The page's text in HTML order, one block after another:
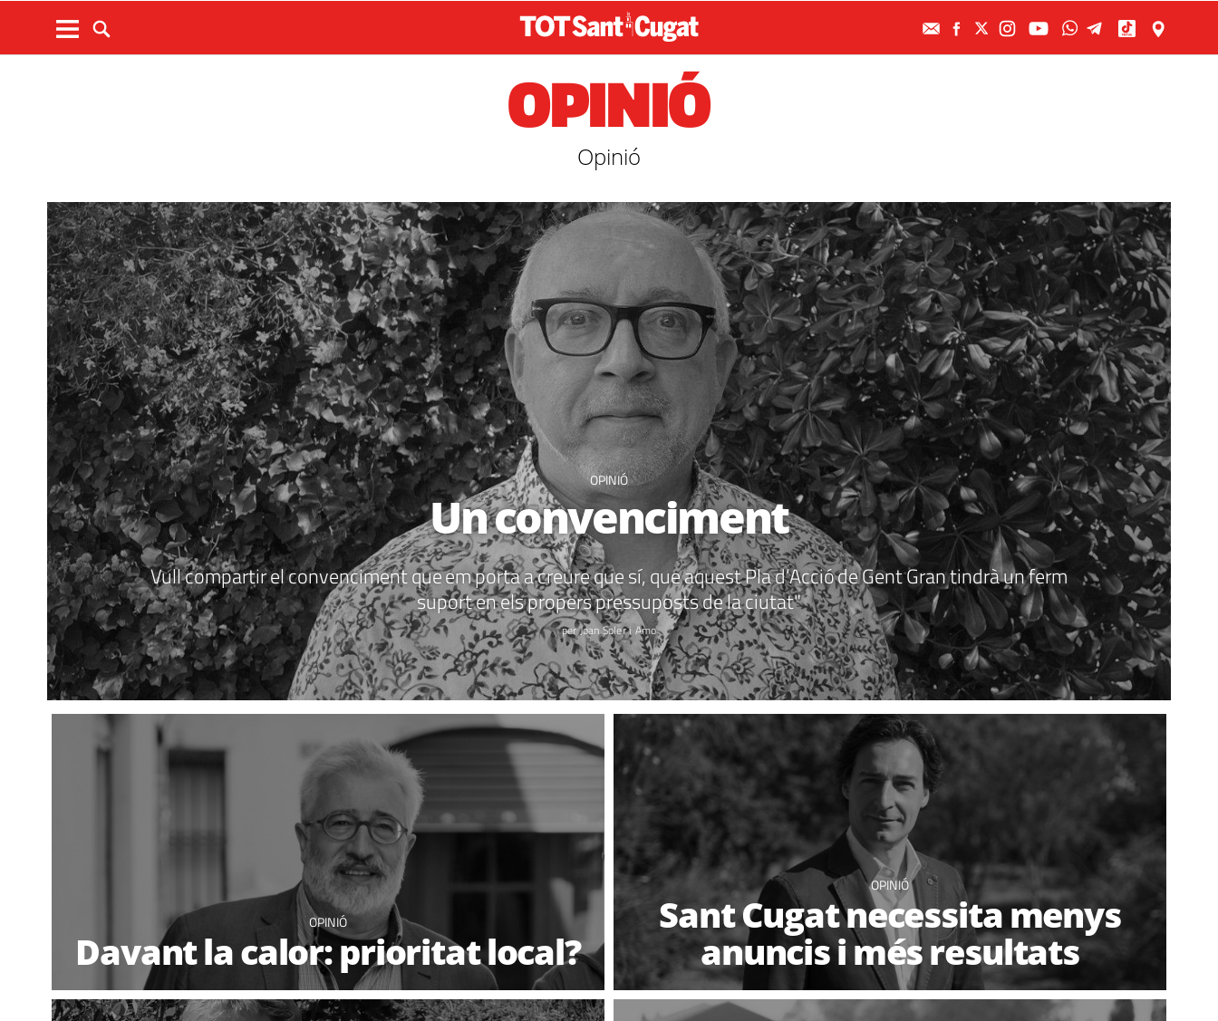
OPINIÓ
Opinió
OPINIÓ
Un convenciment
Vull compartir el convenciment que em porta a creure que sí, que aquest Pla d’Acció de Gent Gran tindrà un ferm
suport en els propers pressuposts de la ciutat"
per Joan Soler i Amo
OPINIÓ
Davant la calor: prioritat local?
OPINIÓ
Sant Cugat necessita menys
anuncis i més resultats